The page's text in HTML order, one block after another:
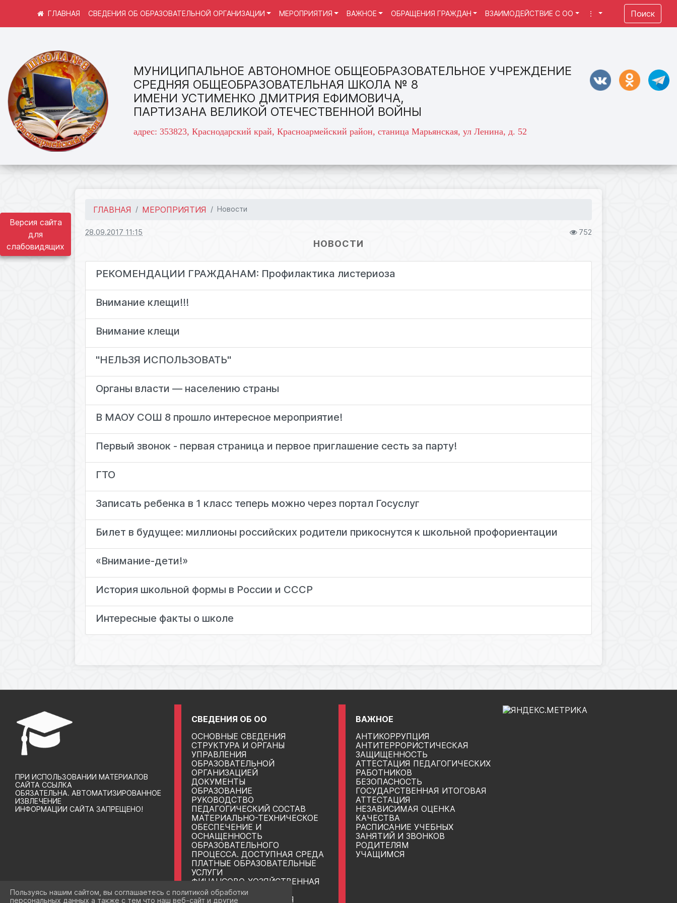
Версия сайта
для
слабовидящих
МУНИЦИПАЛЬНОЕ АВТОНОМНОЕ ОБЩЕОБРАЗОВАТЕЛЬНОЕ УЧРЕЖДЕНИЕ
СРЕДНЯЯ ОБЩЕОБРАЗОВАТЕЛЬНАЯ ШКОЛА № 8
ИМЕНИ УСТИМЕНКО ДМИТРИЯ ЕФИМОВИЧА,
ПАРТИЗАНА ВЕЛИКОЙ ОТЕЧЕСТВЕННОЙ ВОЙНЫ
адрес: 353823, Краснодарский край, Красноармейский район, станица Марьянская, ул Ленина, д. 52
СВЕДЕНИЯ ОБ ОБРАЗОВАТЕЛЬНОЙ ОРГАНИЗАЦИИ МЕРОПРИЯТИЯ ВАЖНОЕ ОБРАЩЕНИЯ ГРАЖДАН ВЗАИМОДЕЙСТВИЕ С ОО ⋮ Поиск
ГЛАВНАЯ МЕРОПРИЯТИЯ Новости
28.09.2017 11:15 752
НОВОСТИ
РЕКОМЕНДАЦИИ ГРАЖДАНАМ: Профилактика листериоза
Внимание клещи!!!
Внимание клещи
"НЕЛЬЗЯ ИСПОЛЬЗОВАТЬ"
Органы власти — населению страны
В МАОУ СОШ 8 прошло интересное мероприятие!
Первый звонок - первая страница и первое приглашение сесть за парту!
ГТО
Записать ребенка в 1 класс теперь можно через портал Госуслуг
Билет в будущее: миллионы российских родители прикоснутся к школьной профориентации
«Внимание-дети!»
История школьной формы в России и СССР
Интересные факты о школе
ПРИ ИСПОЛЬЗОВАНИИ МАТЕРИАЛОВ
САЙТА ССЫЛКА
ОБЯЗАТЕЛЬНА. АВТОМАТИЗИРОВАННОЕ
ИЗВЛЕЧЕНИЕ
ИНФОРМАЦИИ САЙТА ЗАПРЕЩЕНО!
СВЕДЕНИЯ ОБ ОО
ОСНОВНЫЕ СВЕДЕНИЯ
СТРУКТУРА И ОРГАНЫ
УПРАВЛЕНИЯ
ОБРАЗОВАТЕЛЬНОЙ
ОРГАНИЗАЦИЕЙ
ДОКУМЕНТЫ
ОБРАЗОВАНИЕ
РУКОВОДСТВО
ПЕДАГОГИЧЕСКИЙ СОСТАВ
МАТЕРИАЛЬНО-ТЕХНИЧЕСКОЕ
ОБЕСПЕЧЕНИЕ И
ОСНАЩЕННОСТЬ
ОБРАЗОВАТЕЛЬНОГО
ПРОЦЕССА. ДОСТУПНАЯ СРЕДА
ПЛАТНЫЕ ОБРАЗОВАТЕЛЬНЫЕ
УСЛУГИ
ФИНАНСОВО-ХОЗЯЙСТВЕННАЯ
ДЕЯТЕЛЬНОСТЬ
ВАКАНТНЫЕ МЕСТА ДЛЯ
ВАЖНОЕ
АНТИКОРРУПЦИЯ
АНТИТЕРРОРИСТИЧЕСКАЯ
ЗАЩИЩЕННОСТЬ
АТТЕСТАЦИЯ ПЕДАГОГИЧЕСКИХ
РАБОТНИКОВ
БЕЗОПАСНОСТЬ
ГОСУДАРСТВЕННАЯ ИТОГОВАЯ
АТТЕСТАЦИЯ
НЕЗАВИСИМАЯ ОЦЕНКА
КАЧЕСТВА
РАСПИСАНИЕ УЧЕБНЫХ
ЗАНЯТИЙ И ЗВОНКОВ
РОДИТЕЛЯМ
УЧАЩИМСЯ
Пользуясь нашим сайтом, вы соглашаетесь с политикой обработки
персональных данных а также с тем что наш веб-сайт и другие